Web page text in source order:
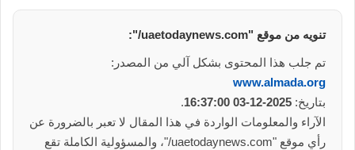
تنويه من موقع "uaetodaynews.com/":
تم جلب هذا المحتوى بشكل آلي من المصدر:
www.almada.org
بتاريخ: 2025-12-03 16:37:00
.
الآراء والمعلومات الواردة في هذا المقال لا تعبر بالضرورة عن
رأي موقع "uaetodaynews.com/"، والمسؤولية الكاملة تقع